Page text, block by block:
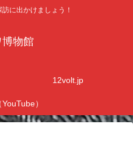
に出かけましょう！
博物館
12volt.jp
）